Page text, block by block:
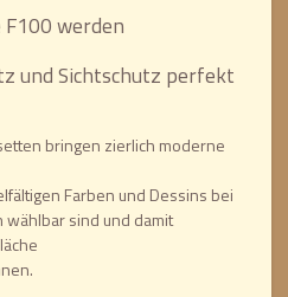
werden
und Sichtschutz perfekt
bringen zierlich moderne
Farben und Dessins bei
sind und damit